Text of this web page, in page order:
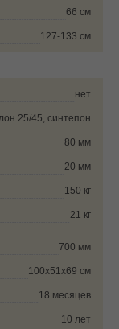
66 см
127-133 см
нет
25/45, синтепон
80 мм
20 мм
150 кг
21 кг
700 мм
100х51х69 см
18 месяцев
10 лет